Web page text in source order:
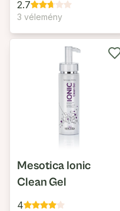
2.7
3 vélemény
Mesotica Ionic
Clean Gel
4